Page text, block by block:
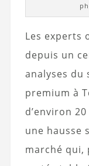
Les experts
depuis un
analyses du
premium à
d’environ
une hausse
marché qui,